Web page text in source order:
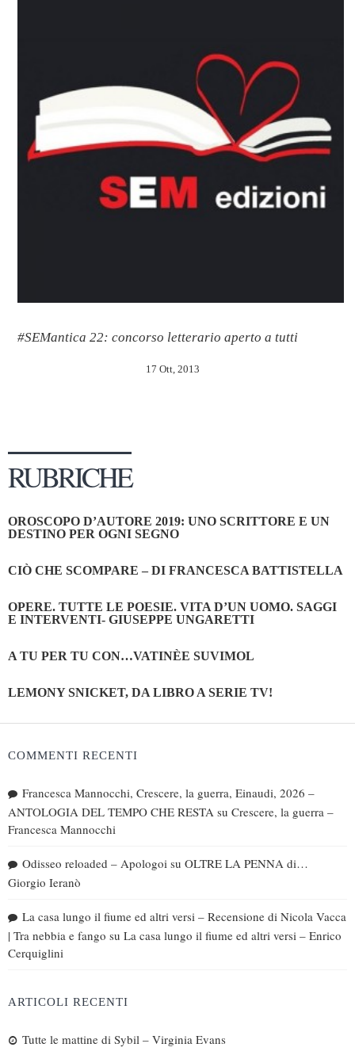
#SEMantica 22: concorso letterario aperto a tutti
17 Ott, 2013
RUBRICHE
OROSCOPO D’AUTORE 2019: UNO SCRITTORE E UN
DESTINO PER OGNI SEGNO
CIÒ CHE SCOMPARE – DI FRANCESCA BATTISTELLA
OPERE. TUTTE LE POESIE. VITA D’UN UOMO. SAGGI
E INTERVENTI- GIUSEPPE UNGARETTI
A TU PER TU CON…VATINÈE SUVIMOL
LEMONY SNICKET, DA LIBRO A SERIE TV!
COMMENTI RECENTI
Francesca Mannocchi, Crescere, la guerra, Einaudi, 2026 –
ANTOLOGIA DEL TEMPO CHE RESTA su Crescere, la guerra –
Francesca Mannocchi
Odisseo reloaded – Apologoi su OLTRE LA PENNA di…
Giorgio Ieranò
La casa lungo il fiume ed altri versi – Recensione di Nicola Vacca
| Tra nebbia e fango su La casa lungo il fiume ed altri versi – Enrico
Cerquiglini
ARTICOLI RECENTI
Tutte le mattine di Sybil – Virginia Evans